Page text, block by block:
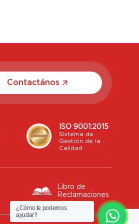
Contactános
ISO 9001:2015
Sistema de
Gestión de la
Calidad
Libro de
Reclamaciones
¿Cómo te podemos
ayudar?